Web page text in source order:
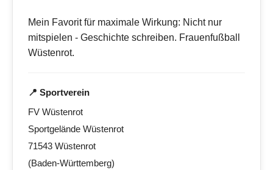
Mein Favorit für maximale Wirkung: Nicht nur
mitspielen - Geschichte schreiben. Frauenfußball
Wüstenrot.
📍 Sportverein
FV Wüstenrot
Sportgelände Wüstenrot
71543 Wüstenrot
(Baden-Württemberg)